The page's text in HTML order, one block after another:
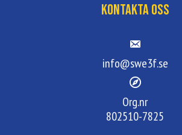
Kontakta oss
info@swe3f.se
Org.nr
802510-7825